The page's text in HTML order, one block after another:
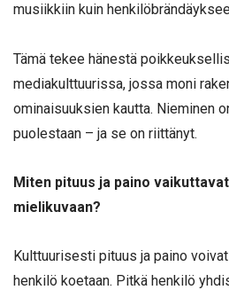
musiikkiin kuin
Tämä tekee hänestä
mediakulttuurissa, jossa moni
ominaisuuksien kautta. Nieminen
puolestaan – ja se on riittänyt.
Miten pituus ja paino
mielikuvaan?
Kulttuurisesti pituus ja paino
henkilö koetaan. Pitkä henkilö